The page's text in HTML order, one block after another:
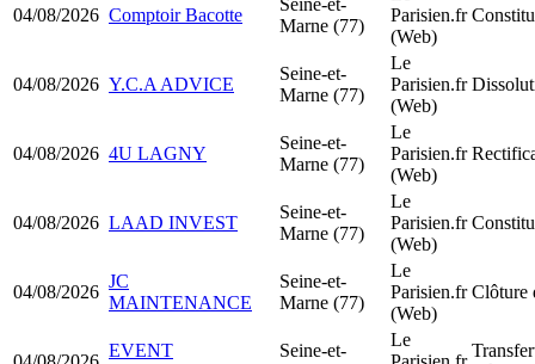
04/08/2026 Comptoir Bacotte
Seine-et-
Marne (77)
Parisien.fr
(Web)
04/08/2026 Y.C.A ADVICE
Seine-et-
Marne (77)
Le
Parisien.fr
(Web)
04/08/2026 4U LAGNY
Seine-et-
Marne (77)
Le
Parisien.fr
(Web)
04/08/2026 LAAD INVEST
Seine-et-
Marne (77)
Le
Parisien.fr
(Web)
04/08/2026
JC
MAINTENANCE
Seine-et-
Marne (77)
Le
Parisien.fr
(Web)
Clôture
EVENT
Seine-et-
Le